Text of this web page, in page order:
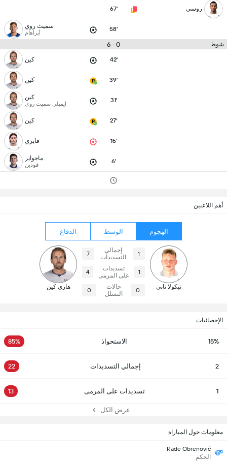
روسي 67'
58' سميث روي
أبراهام
شوط 0 - 6
42' كين
39' كين
31' كين
ايميلي سميث روي
27' كين
15' فابري
6' ماجواير
فودين
أهم اللاعبين
الهجوم الوسط الدفاع
نيكولا ناني
1
إجمالي
التسديدات
7
1
تسديدات
على المرمى
4
0
حالات
التسلل
0 هاري كين
الإحصائيات
15% الاستحواذ 85%
2 إجمالي التسديدات 22
1 تسديدات على المرمى 13
عرض الكل
معلومات حول المباراة
Rade Obrenović
الحكم